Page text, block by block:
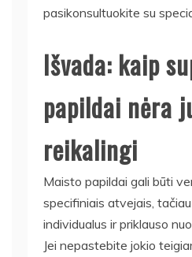
pasikonsultuokite su
Išvada: kaip
papildai nėra
reikalingi
Maisto papildai gali būti
specifiniais atvejais,
individualus ir priklauso
Jei nepastebite jokio